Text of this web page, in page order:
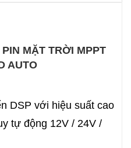
MẶT TRỜI MPPT
AUTO
DSP với hiệu suất cao
tự động 12V / 24V /